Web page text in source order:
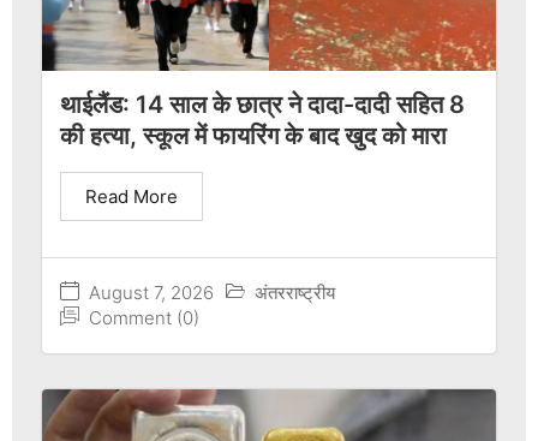
थाईलैंड: 14 साल के छात्र ने दादा-दादी सहित 8
की हत्या, स्कूल में फायरिंग के बाद खुद को मारा
August 7, 2026
अंतरराष्ट्रीय
Comment (0)
Read More